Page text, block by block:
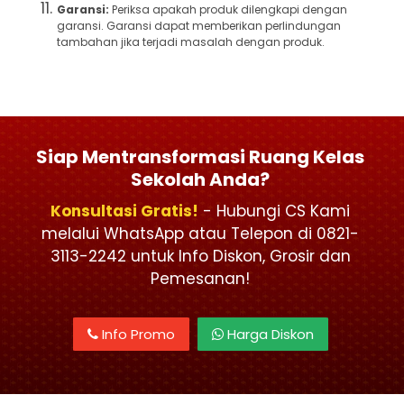
Garansi: Periksa apakah produk dilengkapi dengan
garansi. Garansi dapat memberikan perlindungan
tambahan jika terjadi masalah dengan produk.
Siap Mentransformasi Ruang Kelas
Sekolah Anda?
Konsultasi Gratis! - Hubungi CS Kami
melalui WhatsApp atau Telepon di 0821-
3113-2242 untuk Info Diskon, Grosir dan
Pemesanan!
Info Promo Harga Diskon